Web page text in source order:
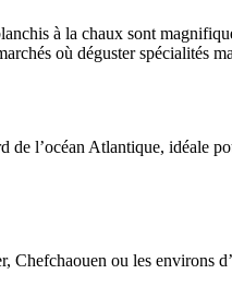
à la chaux sont
où déguster spécialités
l’océan Atlantique, idéale
ou les environs